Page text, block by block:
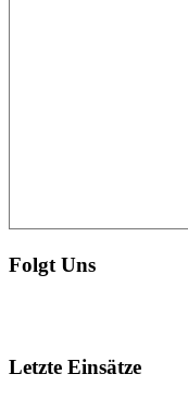
Folgt Uns
Letzte Einsätze